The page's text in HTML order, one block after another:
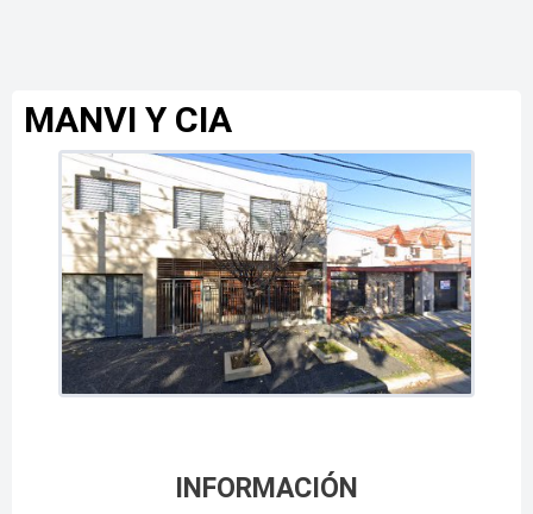
MANVI Y CIA
INFORMACIÓN